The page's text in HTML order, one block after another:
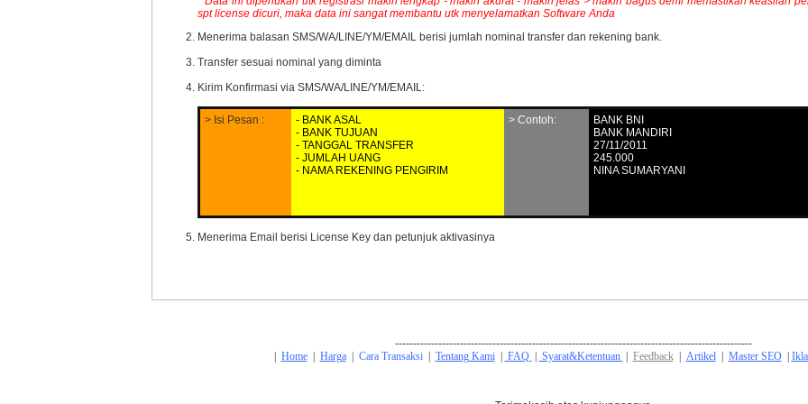
spt license dicuri, maka data ini sangat membantu utk menyelamatkan Software Anda
Menerima balasan SMS/WA/LINE/YM/EMAIL berisi jumlah nominal transfer dan rekening bank.
Transfer sesuai nominal yang diminta
Kirim Konfirmasi via SMS/WA/LINE/YM/EMAIL:
> Isi Pesan :
- BANK ASAL
- BANK TUJUAN
- TANGGAL TRANSFER
- JUMLAH UANG
- NAMA REKENING PENGIRIM
> Contoh:
BANK BNI
BANK MANDIRI
27/11/2011
245.000
NINA SUMARYANI
Menerima Email berisi License Key dan petunjuk aktivasinya
---------------------------------------------------------------------------------------------------
Home| Harga| Cara Transaksi| Tentang Kami| FAQ Syarat&Ketentuan Feedback| Artikel| Master SEO|